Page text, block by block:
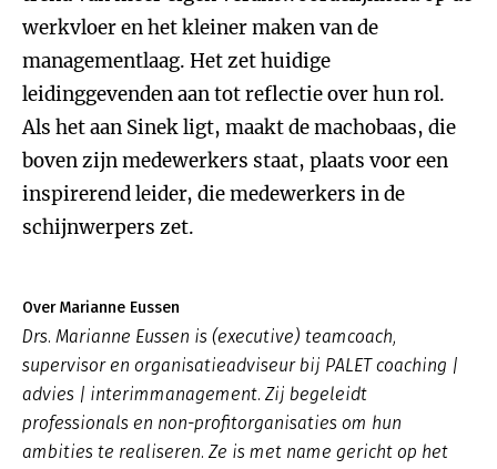
werkvloer en het kleiner maken van de
managementlaag. Het zet huidige
leidinggevenden aan tot reflectie over hun rol.
Als het aan Sinek ligt, maakt de machobaas, die
boven zijn medewerkers staat, plaats voor een
inspirerend leider, die medewerkers in de
schijnwerpers zet.
Over Marianne Eussen
Drs. Marianne Eussen is (executive) teamcoach,
supervisor en organisatieadviseur bij PALET coaching |
advies | interimmanagement. Zij begeleidt
professionals en non-profitorganisaties om hun
ambities te realiseren. Ze is met name gericht op het